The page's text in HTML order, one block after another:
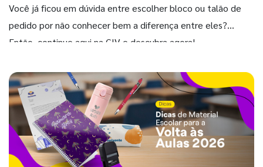
Você já ficou em dúvida entre escolher bloco ou talão de
pedido por não conhecer bem a diferença entre eles?
Então, continue aqui na GIV e descubra agora!